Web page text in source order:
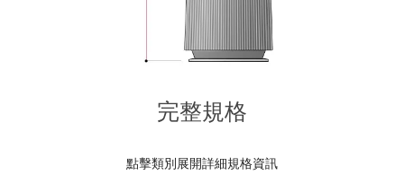
完整規格
點擊類別展開詳細規格資訊